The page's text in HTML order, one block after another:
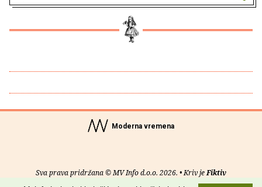
Moderna vremena
Sva prava pridržana © MV Info d.o.o. 2026. • Kriv jeFiktiv